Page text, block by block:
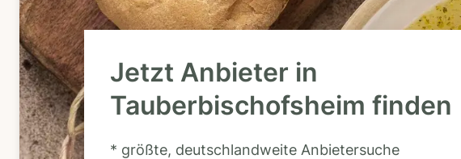
Jetzt Anbieter in
Tauberbischofsheim finden
* größte, deutschlandweite Anbietersuche